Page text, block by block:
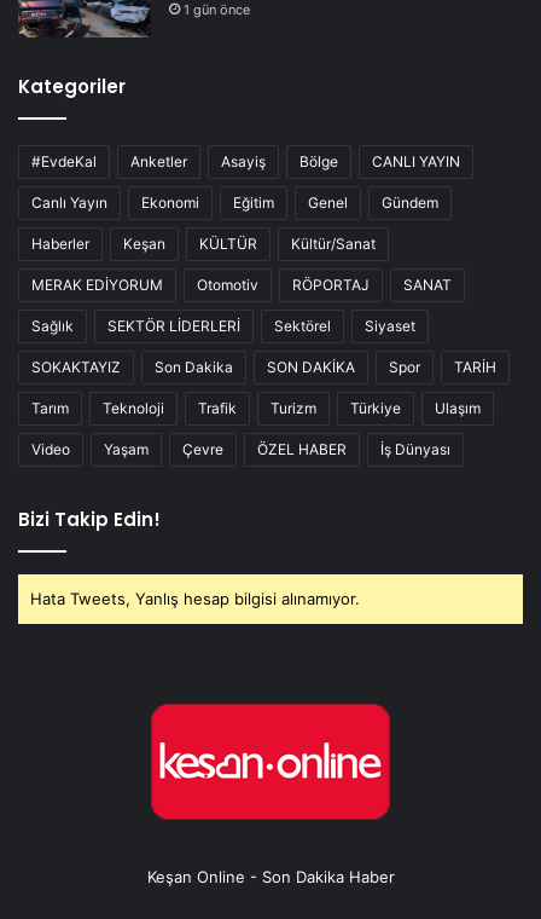
1 gün önce
Kategoriler
#EvdeKal Anketler Asayiş Bölge CANLI YAYIN
Canlı Yayın Ekonomi Eğitim Genel Gündem
Haberler Keşan KÜLTÜR Kültür/Sanat
MERAK EDİYORUM Otomotiv RÖPORTAJ SANAT
Sağlık SEKTÖR LİDERLERİ Sektörel Siyaset
SOKAKTAYIZ Son Dakika SON DAKİKA Spor TARİH
Tarım Teknoloji Trafik Turizm Türkiye Ulaşım
Video Yaşam Çevre ÖZEL HABER İş Dünyası
Bizi Takip Edin!
Hata Tweets, Yanlış hesap bilgisi alınamıyor.
Keşan Online - Son Dakika Haber